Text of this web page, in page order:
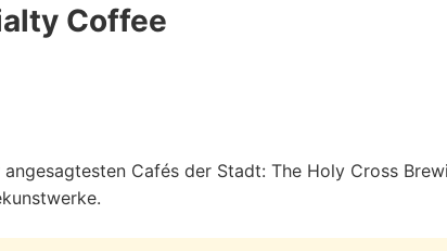
Coffee
Cafés der Stadt: The Holy Cross